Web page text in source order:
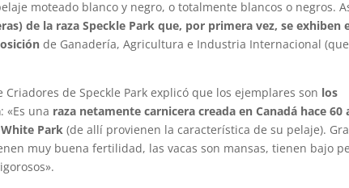
moteado blanco y negro, o totalmente blancos o negros.
de la raza Speckle Park que, por primera vez, se exhiben
de Ganadería, Agricultura e Industria Internacional
de Speckle Park explicó que los ejemplares son los
: «Es una raza netamente carnicera creada en Canadá hace 60
White Park(de allí provienen la característica de su pelaje).
muy buena fertilidad, las vacas son mansas, tienen bajo